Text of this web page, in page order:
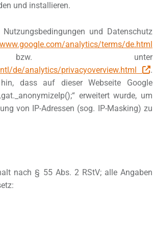
und installieren.
und Datenschutz
analytics/terms/de.html
unter
de/analytics/privacyoverview.html
.
dass auf dieser Webseite Google
erweitert wurde, um
von IP-Adressen (sog. IP-Masking) zu
nach § 55 Abs. 2 RStV; alle Angaben